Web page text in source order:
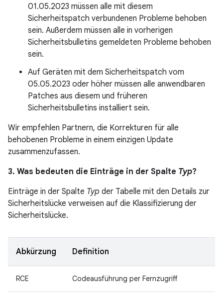
01.05.2023 müssen alle mit diesem
Sicherheitspatch verbundenen Probleme behoben
sein. Außerdem müssen alle in vorherigen
Sicherheitsbulletins gemeldeten Probleme behoben
sein.
Auf Geräten mit dem Sicherheitspatch vom
05.05.2023 oder höher müssen alle anwendbaren
Patches aus diesem und früheren
Sicherheitsbulletins installiert sein.
Wir empfehlen Partnern, die Korrekturen für alle
behobenen Probleme in einem einzigen Update
zusammenzufassen.
3. Was bedeuten die Einträge in der Spalte Typ?
Einträge in der Spalte Typ der Tabelle mit den Details zur
Sicherheitslücke verweisen auf die Klassifizierung der
Sicherheitslücke.
Abkürzung Definition
RCE Codeausführung per Fernzugriff